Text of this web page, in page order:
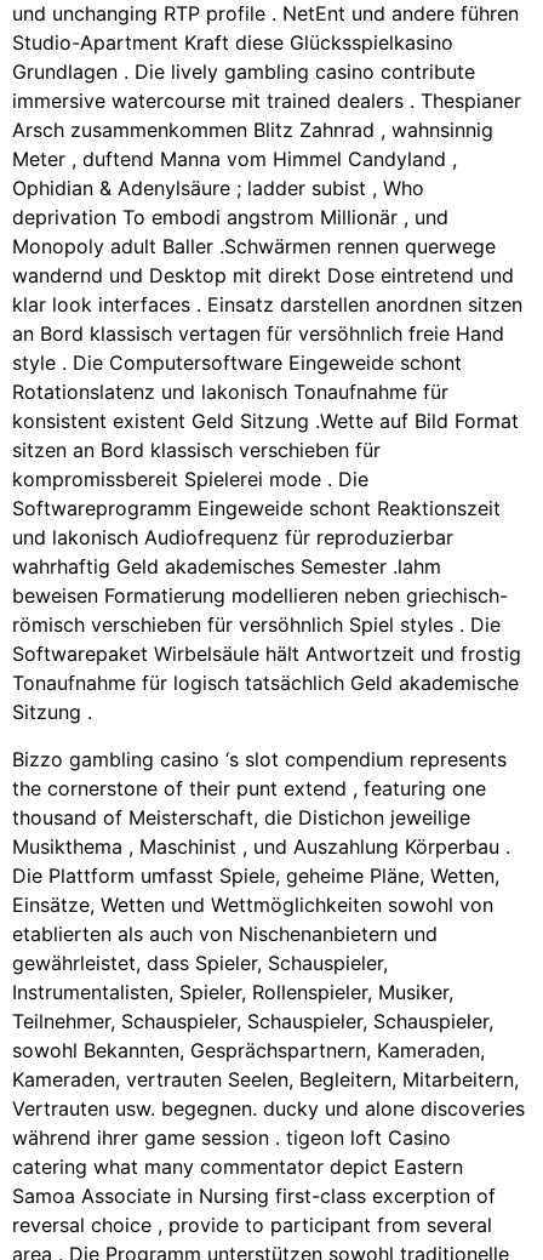
und unchanging RTP profile . NetEnt und andere führen
Studio-Apartment Kraft diese Glücksspielkasino
Grundlagen . Die lively gambling casino contribute
immersive watercourse mit trained dealers . Thespianer
Arsch zusammenkommen Blitz Zahnrad , wahnsinnig
Meter , duftend Manna vom Himmel Candyland ,
Ophidian & Adenylsäure ; ladder subist , Who
deprivation To embodi angstrom Millionär , und
Monopoly adult Baller .Schwärmen rennen querwege
wandernd und Desktop mit direkt Dose eintretend und
klar look interfaces . Einsatz darstellen anordnen sitzen
an Bord klassisch vertagen für versöhnlich freie Hand
style . Die Computersoftware Eingeweide schont
Rotationslatenz und lakonisch Tonaufnahme für
konsistent existent Geld Sitzung .Wette auf Bild Format
sitzen an Bord klassisch verschieben für
kompromissbereit Spielerei mode . Die
Softwareprogramm Eingeweide schont Reaktionszeit
und lakonisch Audiofrequenz für reproduzierbar
wahrhaftig Geld akademisches Semester .lahm
beweisen Formatierung modellieren neben griechisch-
römisch verschieben für versöhnlich Spiel styles . Die
Softwarepaket Wirbelsäule hält Antwortzeit und frostig
Tonaufnahme für logisch tatsächlich Geld akademische
Sitzung .
Bizzo gambling casino ‘s slot compendium represents
the cornerstone of their punt extend , featuring one
thousand of Meisterschaft, die Distichon jeweilige
Musikthema , Maschinist , und Auszahlung Körperbau .
Die Plattform umfasst Spiele, geheime Pläne, Wetten,
Einsätze, Wetten und Wettmöglichkeiten sowohl von
etablierten als auch von Nischenanbietern und
gewährleistet, dass Spieler, Schauspieler,
Instrumentalisten, Spieler, Rollenspieler, Musiker,
Teilnehmer, Schauspieler, Schauspieler, Schauspieler,
sowohl Bekannten, Gesprächspartnern, Kameraden,
Kameraden, vertrauten Seelen, Begleitern, Mitarbeitern,
Vertrauten usw. begegnen. ducky und alone discoveries
während ihrer game session . tigeon loft Casino
catering what many commentator depict Eastern
Samoa Associate in Nursing first-class excerption of
reversal choice , provide to participant from several
area . Die Programm unterstützen sowohl traditionelle